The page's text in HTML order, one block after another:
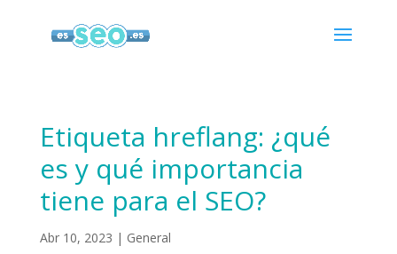
Etiqueta hreflang: ¿qué
es y qué importancia
tiene para el SEO?
Abr 10, 2023 | General